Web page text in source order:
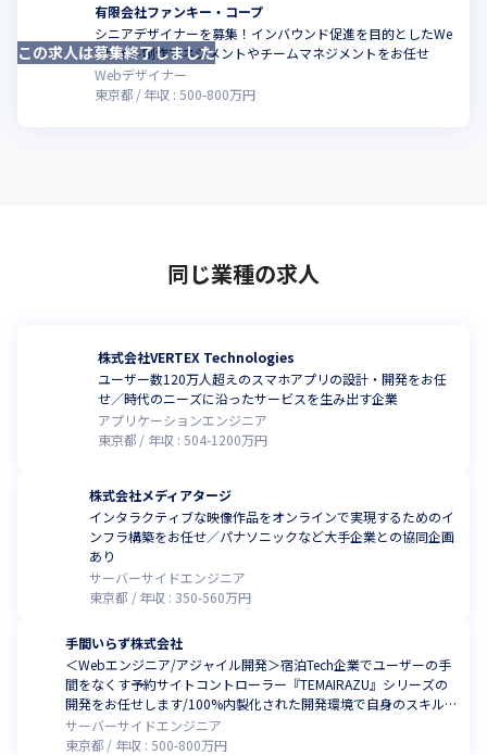
有限会社ファンキー・コープ
シニアデザイナーを募集！インバウンド促進を目的としたWe
bサイト制作マネジメントやチームマネジメントをお任せ
Webデザイナー
東京都
年収 :500-800万円
この求人は募集終了しました
同じ業種の求人
株式会社VERTEX Technologies
ユーザー数120万人超えのスマホアプリの設計・開発をお任
せ／時代のニーズに沿ったサービスを生み出す企業
アプリケーションエンジニア
東京都
年収 : 504-1200万円
株式会社メディアタージ
インタラクティブな映像作品をオンラインで実現するためのイ
ンフラ構築をお任せ／パナソニックなど大手企業との協同企画
あり
サーバーサイドエンジニア
東京都
年収 : 350-560万円
手間いらず株式会社
＜Webエンジニア/アジャイル開発＞宿泊Tech企業でユーザーの手
間をなくす予約サイトコントローラー『TEMAIRAZU』シリーズの
開発をお任せします/100%内製化された開発環境で自身のスキル
アップやマネジメント力の強化が可能！
サーバーサイドエンジニア
東京都
年収 : 500-800万円